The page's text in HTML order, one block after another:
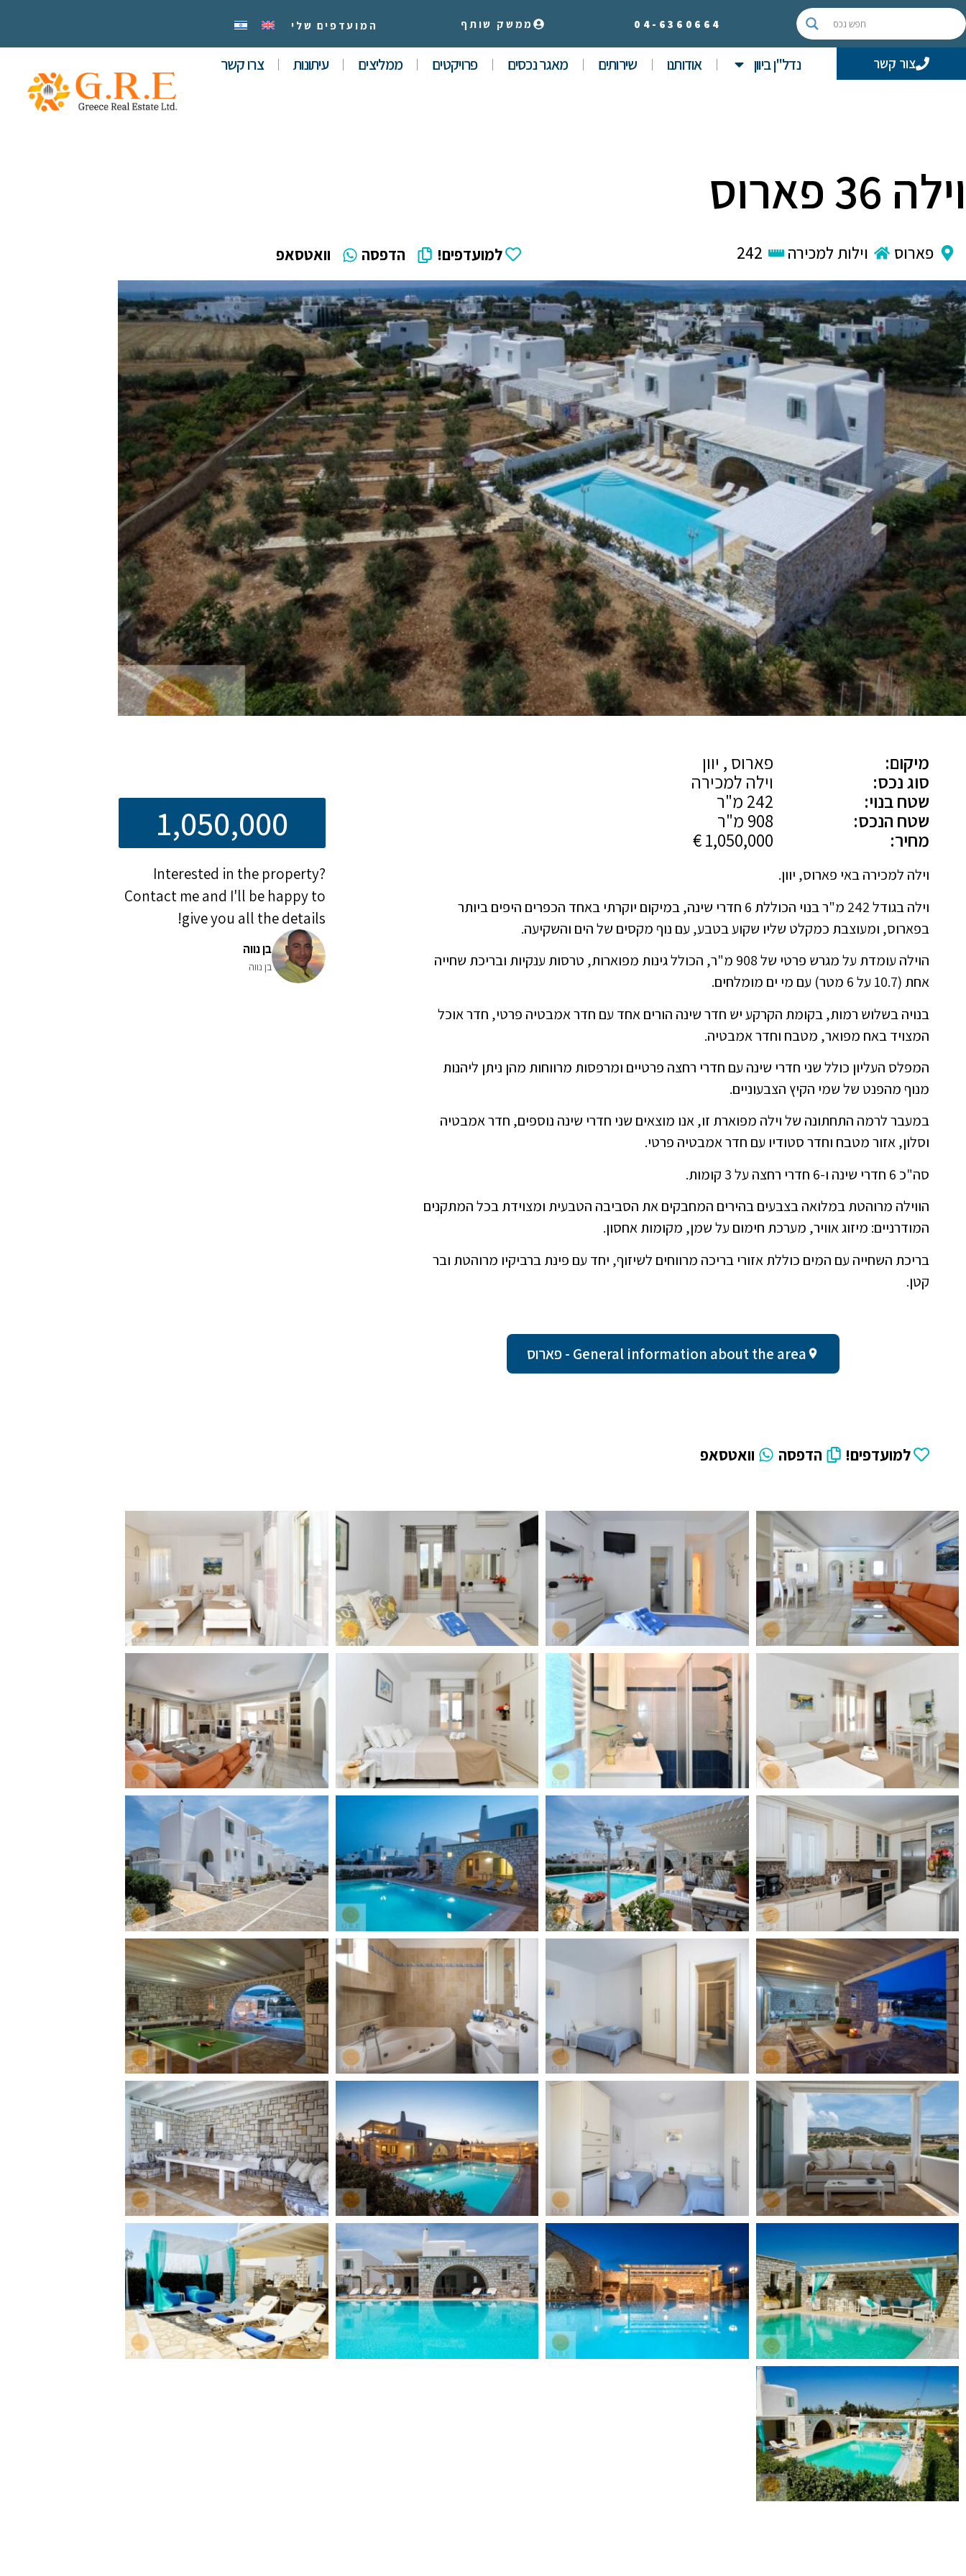
04- 6360664 ממשק שותף המועדפים שלי
צור קשר נדל"ן ביוון אודותנו שירותים מאגר נכסים פרויקטים ממליצים עיתונות צרו קשר
וילה 36 פארוס
פארוס וילות למכירה 242 למועדפים! הדפסה וואטסאפ
מיקום:
פארוס , יוון
סוג נכס:
וילה למכירה
שטח בנוי:
שטח הנכס:
מחיר:
וילה למכירה באי פארוס, יוון.
וילה בגודל 242 מ"ר בנוי הכוללת 6 חדרי שינה, במיקום יוקרתי באחד הכפרים היפים ביותר
בפארוס, ומעוצבת כמקלט שליו שקוע בטבע, עם נוף מקסים של הים והשקיעה.
הוילה עומדת על מגרש פרטי של 908 מ"ר, הכולל גינות מפוארות, טרסות ענקיות ובריכת שחייה
אחת (10.7 על 6 מטר) עם מי ים מומלחים.
בנויה בשלוש רמות, בקומת הקרקע יש חדר שינה הורים אחד עם חדר אמבטיה פרטי, חדר אוכל
המצויד באח מפואר, מטבח וחדר אמבטיה.
המפלס העליון כולל שני חדרי שינה עם חדרי רחצה פרטיים ומרפסות מרווחות מהן ניתן ליהנות
מנוף מהפנט של שמי הקיץ הצבעוניים.
במעבר לרמה התחתונה של וילה מפוארת זו, אנו מוצאים שני חדרי שינה נוספים, חדר אמבטיה
וסלון, אזור מטבח וחדר סטודיו עם חדר אמבטיה פרטי.
סה"כ 6 חדרי שינה ו-6 חדרי רחצה על 3 קומות.
הווילה מרוהטת במלואה בצבעים בהירים המחבקים את הסביבה הטבעית ומצוידת בכל המתקנים
המודרניים: מיזוג אוויר, מערכת חימום על שמן, מקומות אחסון.
בריכת השחייה עם המים כוללת אזורי בריכה מרווחים לשיזוף, יחד עם פינת ברביקיו מרוהטת ובר
קטן.
General information about the area - פארוס
למועדפים! הדפסה וואטסאפ
1,050,000
Interested in the property?
Contact me and I'll be happy to
give you all the details!
בן נווה
בן נווה